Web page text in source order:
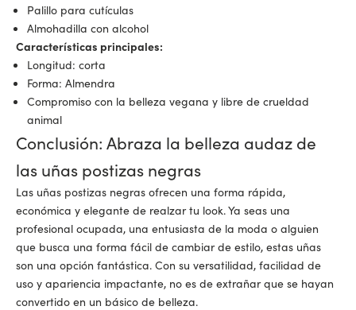
Palillo para cutículas
Almohadilla con alcohol
Características principales:
Longitud: corta
Forma: Almendra
Compromiso con la belleza vegana y libre de crueldad
animal
Conclusión: Abraza la belleza audaz de
las uñas postizas negras
Las uñas postizas negras ofrecen una forma rápida,
económica y elegante de realzar tu look. Ya seas una
profesional ocupada, una entusiasta de la moda o alguien
que busca una forma fácil de cambiar de estilo, estas uñas
son una opción fantástica. Con su versatilidad, facilidad de
uso y apariencia impactante, no es de extrañar que se hayan
convertido en un básico de belleza.